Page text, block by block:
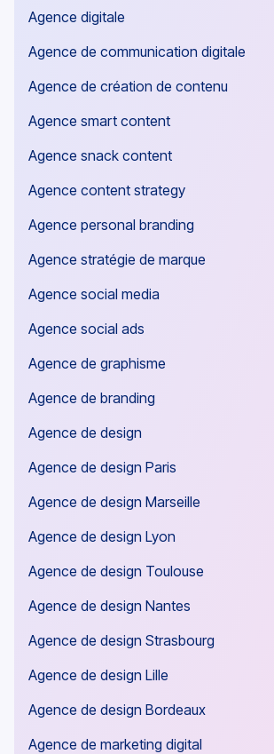
Agence digitale
Agence de communication digitale
Agence de création de contenu
Agence smart content
Agence snack content
Agence content strategy
Agence personal branding
Agence stratégie de marque
Agence social media
Agence social ads
Agence de graphisme
Agence de branding
Agence de design
Agence de design Paris
Agence de design Marseille
Agence de design Lyon
Agence de design Toulouse
Agence de design Nantes
Agence de design Strasbourg
Agence de design Lille
Agence de design Bordeaux
Agence de marketing digital